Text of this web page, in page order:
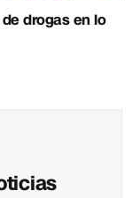
drogas en lo